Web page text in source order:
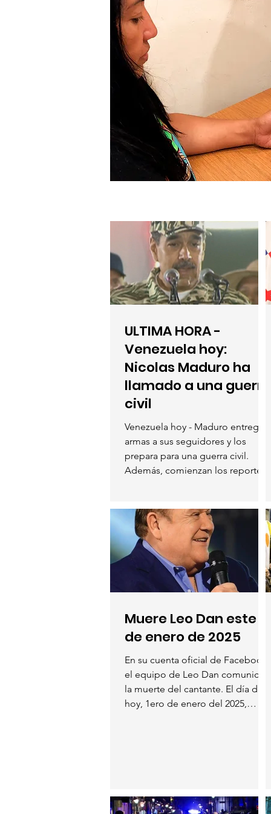
ULTIMA HORA -
Venezuela hoy:
Nicolas Maduro ha
llamado a una guerra
civil
Venezuela hoy - Maduro entrega
armas a sus seguidores y los
prepara para una guerra civil.
Además, comienzan los reportes
Muere Leo Dan este 1
de enero de 2025
En su cuenta oficial de Facebook
el equipo de Leo Dan comunicó
la muerte del cantante. El día de
hoy, 1ero de enero del 2025,